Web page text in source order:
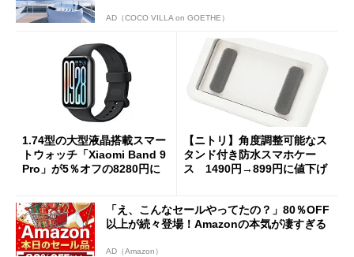
AD（COCO VILLA on GOETHE）
1.74型の大型液晶搭載スマー
トウォッチ「Xiaomi Band 9
Pro」が5％オフの8280円に
【ニトリ】角度調整可能なス
タンド付き防水スマホケー
ス 1490円→899円に値下げ
「え、こんなセールやってたの？」80％OFF
以上が続々登場！Amazonの本気が凄すぎる
AD（Amazon）